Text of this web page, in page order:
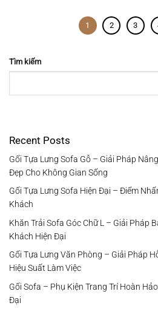
1 2 3
Tìm kiếm
Recent Posts
Gối Tựa Lưng Sofa Gỗ – Giải Pháp
Đẹp Cho Không Gian Sống
Gối Tựa Lưng Sofa Hiện Đại – Điểm
Khách
Khăn Trải Sofa Góc Chữ L – Giải Pháp
Khách Hiện Đại
Gối Tựa Lưng Văn Phòng – Giải Pháp
Hiệu Suất Làm Việc
Gối Sofa – Phụ Kiện Trang Trí Hoàn
Đại